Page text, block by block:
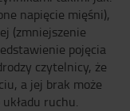
napięcie mięśni),
(zmniejszenie
pojęcia
czytelnicy, że
a jej brak może
ruchu.